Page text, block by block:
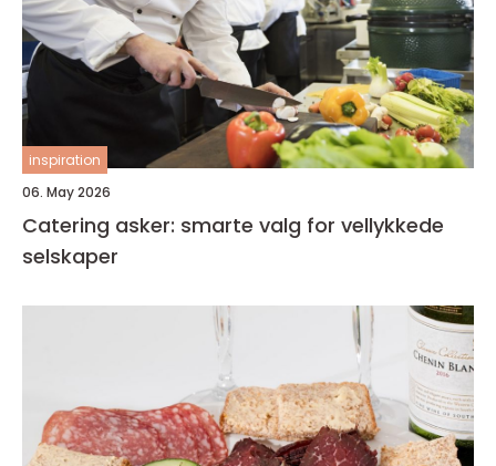
inspiration
06. May 2026
Catering asker: smarte valg for vellykkede
selskaper